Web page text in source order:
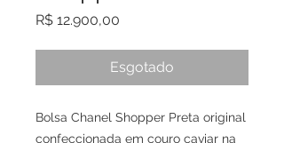
R$ 12.900,00
Esgotado
Bolsa Chanel Shopper Preta original
confeccionada em couro caviar na